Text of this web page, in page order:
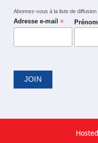
Abonnez-vous à la liste de diffusion
Adresse e-mail * Prénom